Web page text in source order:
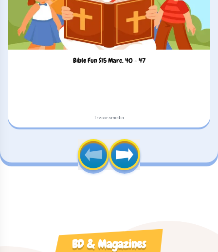
Bible Fun S15 Marc. 40 - 47
Tresorsmedia
BD & Magazines